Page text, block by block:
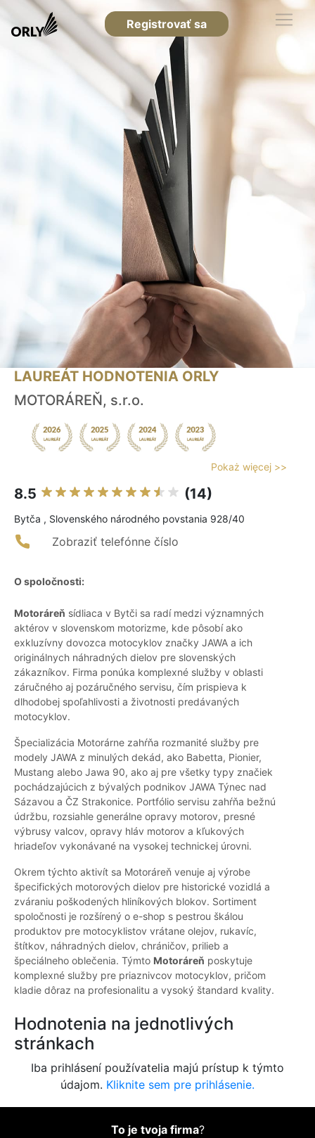
Registrovať sa
LAUREÁT HODNOTENIA ORLY
MOTORÁREŇ, s.r.o.
Pokaż więcej >>
8.5 (14)
Bytča , Slovenského národného povstania 928/40
Zobraziť telefónne číslo
O spoločnosti:
Motoráreň sídliaca v Bytči sa radí medzi významných
aktérov v slovenskom motorizme, kde pôsobí ako
exkluzívny dovozca motocyklov značky JAWA a ich
originálnych náhradných dielov pre slovenských
zákazníkov. Firma ponúka komplexné služby v oblasti
záručného aj pozáručného servisu, čím prispieva k
dlhodobej spoľahlivosti a životnosti predávaných
motocyklov.
Špecializácia Motorárne zahŕňa rozmanité služby pre
modely JAWA z minulých dekád, ako Babetta, Pionier,
Mustang alebo Jawa 90, ako aj pre všetky typy značiek
pochádzajúcich z bývalých podnikov JAWA Týnec nad
Sázavou a ČZ Strakonice. Portfólio servisu zahŕňa bežnú
údržbu, rozsiahle generálne opravy motorov, presné
výbrusy valcov, opravy hláv motorov a kľukových
hriadeľov vykonávané na vysokej technickej úrovni.
Okrem týchto aktivít sa Motoráreň venuje aj výrobe
špecifických motorových dielov pre historické vozidlá a
zváraniu poškodených hliníkových blokov. Sortiment
spoločnosti je rozšírený o e-shop s pestrou škálou
produktov pre motocyklistov vrátane olejov, rukavíc,
štítkov, náhradných dielov, chráničov, prilieb a
špeciálneho oblečenia. Týmto Motoráreň poskytuje
komplexné služby pre priaznivcov motocyklov, pričom
kladie dôraz na profesionalitu a vysoký štandard kvality.
Hodnotenia na jednotlivých
stránkach
Iba prihlásení používatelia majú prístup k týmto
údajom. Kliknite sem pre prihlásenie.
To je tvoja firma?